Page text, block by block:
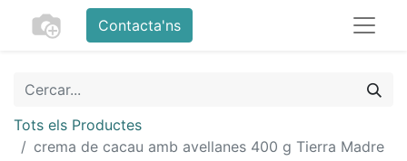
Contacta'ns
Tots els Productes
crema de cacau amb avellanes 400 g Tierra Madre